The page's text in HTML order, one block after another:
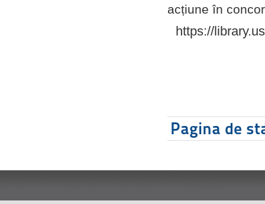
acțiune în
https://
Pagina de